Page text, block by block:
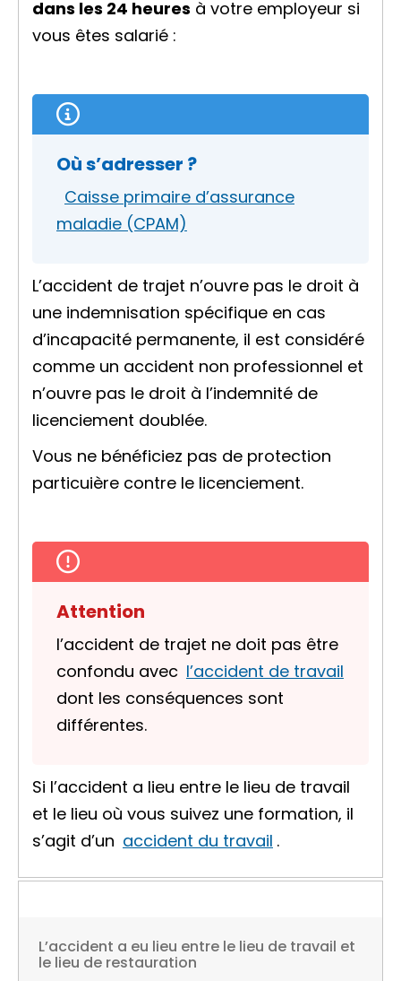
dans les 24 heures à votre employeur si
vous êtes salarié :
Où s’adresser ?
Caisse primaire d’assurance
maladie (CPAM)
L’accident de trajet n’ouvre pas le droit à
une indemnisation spécifique en cas
d’incapacité permanente, il est considéré
comme un accident non professionnel et
n’ouvre pas le droit à l’indemnité de
licenciement doublée.
Vous ne bénéficiez pas de protection
particuière contre le licenciement.
Attention
l’accident de trajet ne doit pas être
confondu avec l’accident de travail
dont les conséquences sont
différentes.
Si l’accident a lieu entre le lieu de travail
et le lieu où vous suivez une formation, il
s’agit d’un accident du travail .
L’accident a eu lieu entre le lieu de travail et
le lieu de restauration